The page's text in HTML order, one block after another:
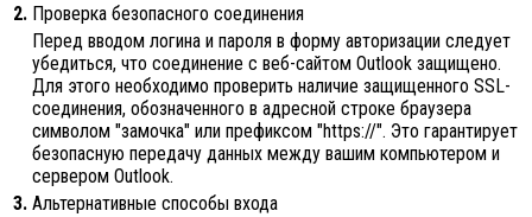
2. Проверка безопасного соединения
Перед вводом логина и пароля в форму авторизации следует
убедиться, что соединение с веб-сайтом Outlook защищено.
Для этого необходимо проверить наличие защищенного SSL-
соединения, обозначенного в адресной строке браузера
символом "замочка" или префиксом "https://". Это гарантирует
безопасную передачу данных между вашим компьютером и
сервером Outlook.
3. Альтернативные способы входа